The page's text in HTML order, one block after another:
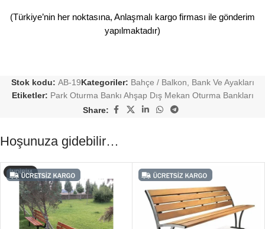
(Türkiye’nin her noktasına, Anlaşmalı kargo firması ile gönderim
yapılmaktadır)
Stok kodu: AB-19Kategoriler: Bahçe / Balkon, Bank Ve Ayakları
Etiketler: Park Oturma Bankı Ahşap Dış Mekan Oturma Bankları
Share:
Hoşunuza gidebilir…
İNDIRIM